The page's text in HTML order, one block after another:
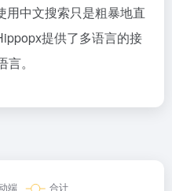
用中文搜索只是粗暴地直
提供了多语言的接
。